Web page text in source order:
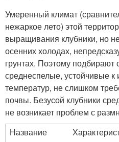
Умеренный климат
нежаркое лето) этой
выращивания клубники, но
осенних холодах,
грунтах. Поэтому подбирают
среднеспелые, устойчивые
температур, не слишком
почвы. Безусой клубники
не возникает проблем с
Название